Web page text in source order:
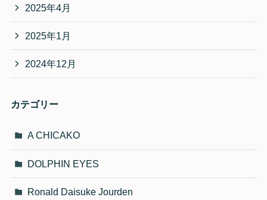
2025年4月
2025年1月
2024年12月
カテゴリー
A CHICAKO
DOLPHIN EYES
Ronald Daisuke Jourden